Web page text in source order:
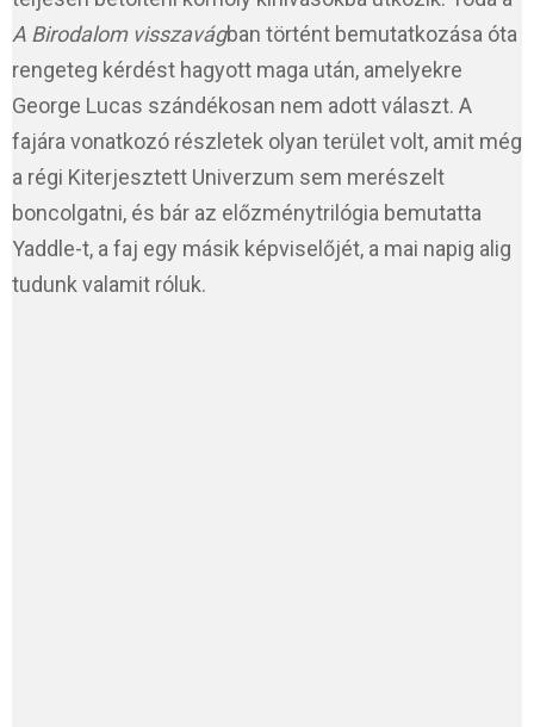
A Birodalom visszavágban történt bemutatkozása óta
rengeteg kérdést hagyott maga után, amelyekre
George Lucas szándékosan nem adott választ. A
fajára vonatkozó részletek olyan terület volt, amit még
a régi Kiterjesztett Univerzum sem merészelt
boncolgatni, és bár az előzménytrilógia bemutatta
Yaddle-t, a faj egy másik képviselőjét, a mai napig alig
tudunk valamit róluk.